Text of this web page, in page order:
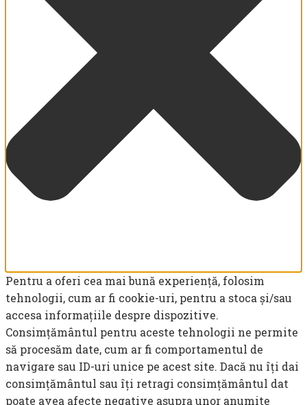
Pentru a oferi cea mai bună experiență, folosim
tehnologii, cum ar fi cookie-uri, pentru a stoca și/sau
accesa informațiile despre dispozitive.
Consimțământul pentru aceste tehnologii ne permite
să procesăm date, cum ar fi comportamentul de
navigare sau ID-uri unice pe acest site. Dacă nu îți dai
consimțământul sau îți retragi consimțământul dat
poate avea afecte negative asupra unor anumite